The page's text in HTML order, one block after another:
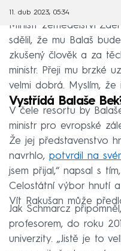
11. dub 2023, 05:34
Ministr zemědělství
sdělil, že mu Balaš
zkušený člověk a za
ministr. Přeji mu brzké
velmi dobrá. Myslím, že
Vystřídá Balaše
V čele resortu by
ministr pro evropské
Že jej představenstvo
navrhlo, potvrdil na
jsem přijal,“ napsal s
Celostátní výbor hnutí
Vít Rakušan může
Jak Schmarcz
profesorem, do roku
univerzity. „Jistě je to